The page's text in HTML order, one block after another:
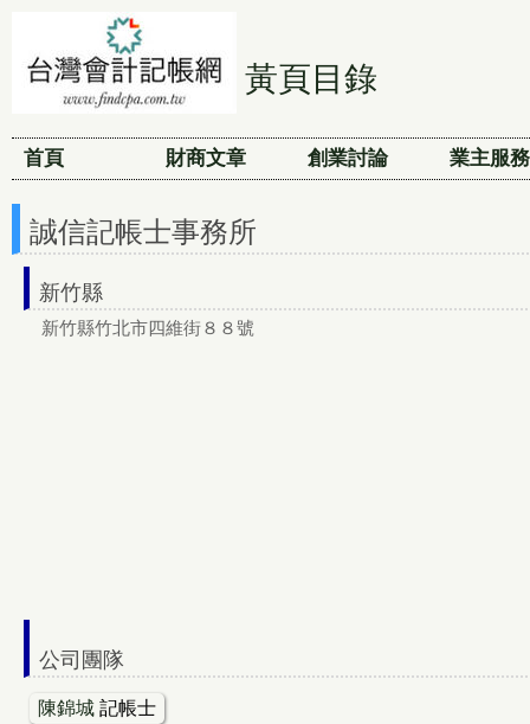
黃頁目錄
首頁 財商文章 創業討論 業主服務
誠信記帳士事務所
新竹縣
新竹縣竹北市四維街８８號
公司團隊
陳錦城 記帳士